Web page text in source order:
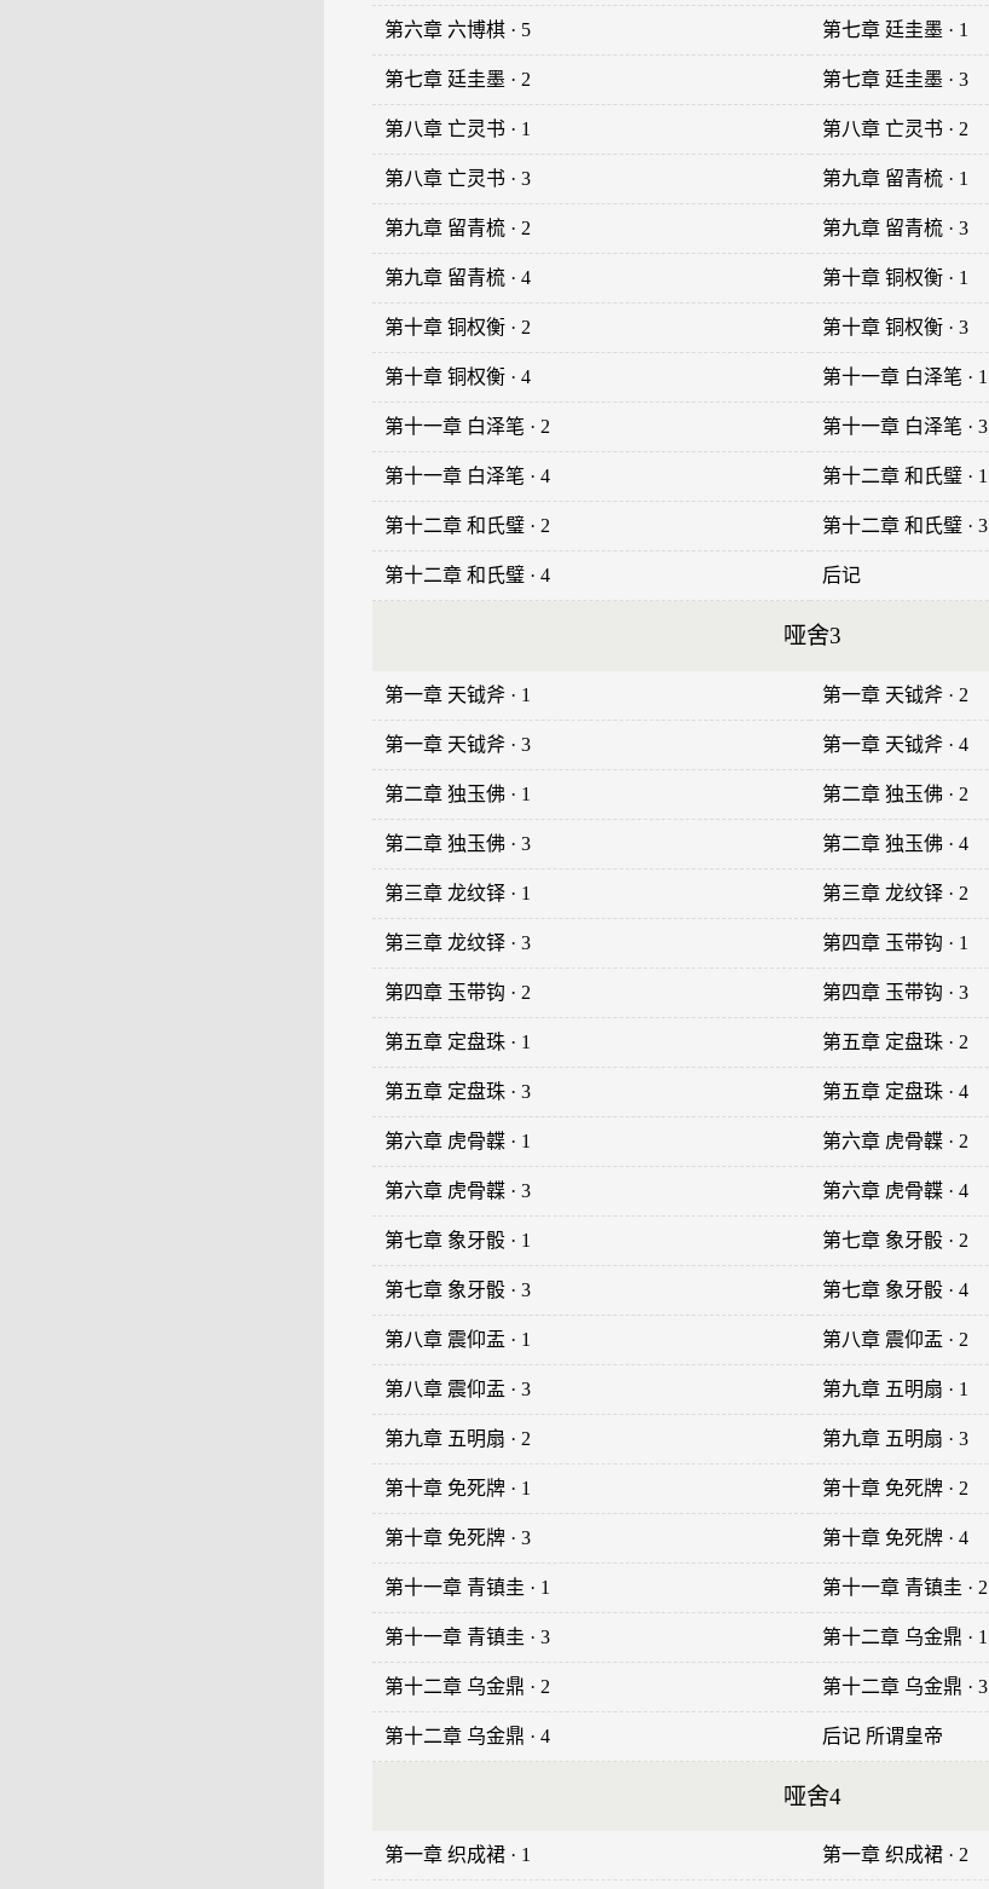
第六章 六博棋 · 5 第七章 廷圭墨 · 1
第七章 廷圭墨 · 2 第七章 廷圭墨 · 3
第八章 亡灵书 · 1 第八章 亡灵书 · 2
第八章 亡灵书 · 3 第九章 留青梳 · 1
第九章 留青梳 · 2 第九章 留青梳 · 3
第九章 留青梳 · 4 第十章 铜权衡 · 1
第十章 铜权衡 · 2 第十章 铜权衡 · 3
第十章 铜权衡 · 4 第十一章 白泽笔 · 1
第十一章 白泽笔 · 2 第十一章 白泽笔 · 3
第十一章 白泽笔 · 4 第十二章 和氏璧 · 1
第十二章 和氏璧 · 2 第十二章 和氏璧 · 3
第十二章 和氏璧 · 4 后记
哑舍3
第一章 天钺斧 · 1 第一章 天钺斧 · 2
第一章 天钺斧 · 3 第一章 天钺斧 · 4
第二章 独玉佛 · 1 第二章 独玉佛 · 2
第二章 独玉佛 · 3 第二章 独玉佛 · 4
第三章 龙纹铎 · 1 第三章 龙纹铎 · 2
第三章 龙纹铎 · 3 第四章 玉带钩 · 1
第四章 玉带钩 · 2 第四章 玉带钩 · 3
第五章 定盘珠 · 1 第五章 定盘珠 · 2
第五章 定盘珠 · 3 第五章 定盘珠 · 4
第六章 虎骨韘 · 1 第六章 虎骨韘 · 2
第六章 虎骨韘 · 3 第六章 虎骨韘 · 4
第七章 象牙骰 · 1 第七章 象牙骰 · 2
第七章 象牙骰 · 3 第七章 象牙骰 · 4
第八章 震仰盂 · 1 第八章 震仰盂 · 2
第八章 震仰盂 · 3 第九章 五明扇 · 1
第九章 五明扇 · 2 第九章 五明扇 · 3
第十章 免死牌 · 1 第十章 免死牌 · 2
第十章 免死牌 · 3 第十章 免死牌 · 4
第十一章 青镇圭 · 1 第十一章 青镇圭 · 2
第十一章 青镇圭 · 3 第十二章 乌金鼎 · 1
第十二章 乌金鼎 · 2 第十二章 乌金鼎 · 3
第十二章 乌金鼎 · 4 后记 所谓皇帝
哑舍4
第一章 织成裙 · 1 第一章 织成裙 · 2